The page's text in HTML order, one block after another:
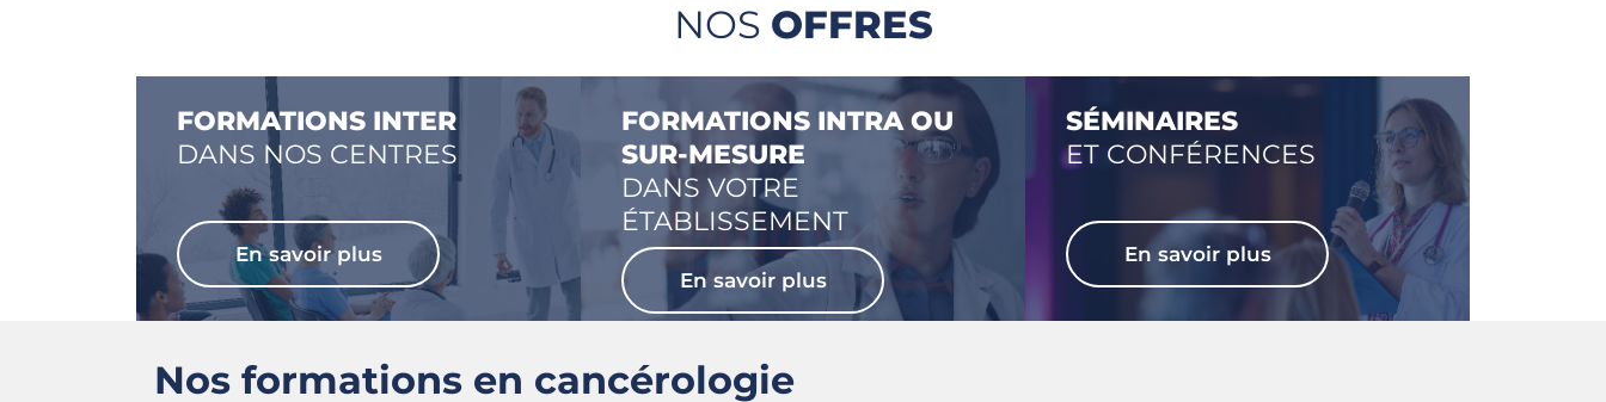
NOS OFFRES
FORMATIONS INTER
DANS NOS CENTRES
En savoir plus
FORMATIONS INTRA OU
SUR-MESURE
DANS VOTRE
ÉTABLISSEMENT
En savoir plus
SÉMINAIRES
ET CONFÉRENCES
En savoir plus
Nos formations en cancérologie